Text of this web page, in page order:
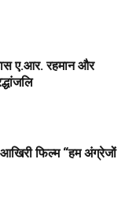
ए.आर. रहमान और
फिल्म “हम अंग्रेजों